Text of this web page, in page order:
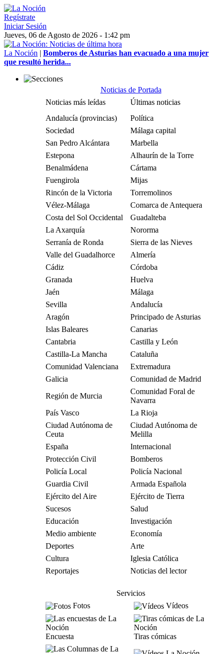
Regístrate
Iniciar Sesión
Jueves, 06 de Agosto de 2026 - 1:42 pm
La Noción | Bomberos de Asturias han evacuado a una mujer
que resultó herida...
Noticias de Portada
Noticias más leídas
Últimas noticias
Andalucía (provincias)
Política
Sociedad
Málaga capital
San Pedro Alcántara
Marbella
Estepona
Alhaurín de la Torre
Benalmádena
Cártama
Fuengirola
Mijas
Rincón de la Victoria
Torremolinos
Vélez-Málaga
Comarca de Antequera
Costa del Sol Occidental
Guadalteba
La Axarquía
Nororma
Serranía de Ronda
Sierra de las Nieves
Valle del Guadalhorce
Almería
Cádiz
Córdoba
Granada
Huelva
Jaén
Málaga
Sevilla
Andalucía
Aragón
Principado de Asturias
Islas Baleares
Canarias
Cantabria
Castilla y León
Castilla-La Mancha
Cataluña
Comunidad Valenciana
Extremadura
Galicia
Comunidad de Madrid
Región de Murcia
Comunidad Foral de
Navarra
País Vasco
La Rioja
Ciudad Autónoma de
Ceuta
Ciudad Autónoma de
Melilla
España
Internacional
Protección Civil
Bomberos
Policía Local
Policía Nacional
Guardia Civil
Armada Española
Ejército del Aire
Ejército de Tierra
Sucesos
Salud
Educación
Investigación
Medio ambiente
Economía
Deportes
Arte
Cultura
Iglesia Católica
Reportajes
Noticias del lector
Servicios
Fotos
Vídeos
Encuesta Tiras cómicas